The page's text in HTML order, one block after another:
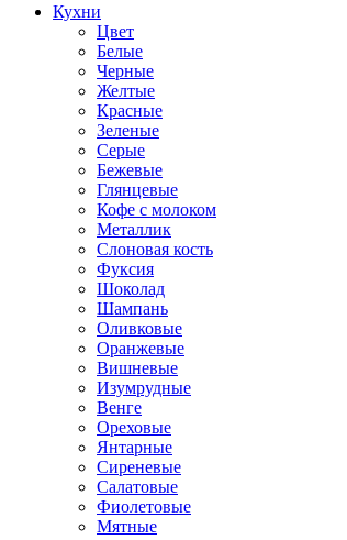
Кухни
Цвет
Белые
Черные
Желтые
Красные
Зеленые
Серые
Бежевые
Глянцевые
Кофе с молоком
Металлик
Слоновая кость
Фуксия
Шоколад
Шампань
Оливковые
Оранжевые
Вишневые
Изумрудные
Венге
Ореховые
Янтарные
Сиреневые
Салатовые
Фиолетовые
Мятные